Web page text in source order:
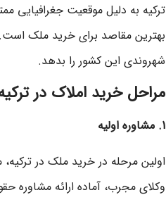
ترکیه به دلیل موقعیت جغرافیایی
بهترین مقاصد برای خرید ملک
شهروندی این کشور را بدهد.
مراحل خرید املاک در
1. مشاوره اولیه
اولین مرحله در خرید ملک در
وکلای مجرب، آماده ارائه مشاوره